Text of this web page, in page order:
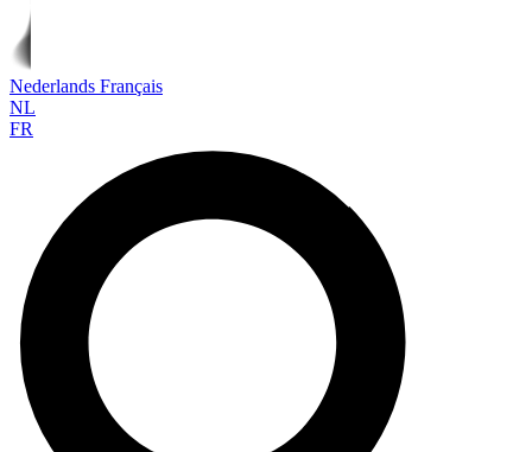
Nederlands Français
NL
FR